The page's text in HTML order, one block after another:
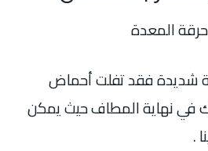
شديدة فقد تفلت أحماض
في نهاية المطاف حيث يمكن
.